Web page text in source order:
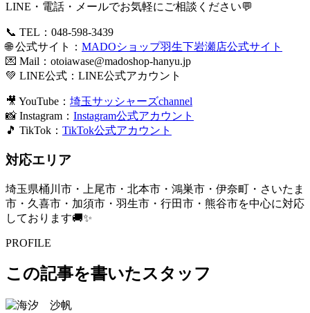
LINE・電話・メールでお気軽にご相談ください💬
📞 TEL：048-598-3439
🌐 公式サイト： MADOショップ羽生下岩瀬店公式サイト
💌 Mail： otoiawase@madoshop-hanyu.jp
💚 LINE公式： LINE公式アカウント
🎥 YouTube： 埼玉サッシャーズchannel
📸 Instagram： Instagram公式アカウント
🎵 TikTok： TikTok公式アカウント
対応エリア
埼玉県桶川市・上尾市・北本市・鴻巣市・伊奈町・さいたま
市・久喜市・加須市・羽生市・行田市・熊谷市を中心に対応
しております🚚✨
PROFILE
この記事を書いたスタッフ